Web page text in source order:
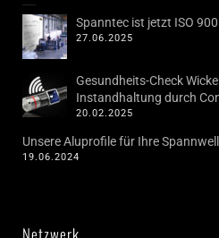
Spanntec ist jetzt ISO
27.06.2025
Gesundheits-Check
Instandhaltung durch
20.02.2025
Unsere Aluprofile für Ihre
19.06.2024